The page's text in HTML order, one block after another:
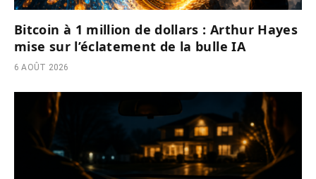
Bitcoin à 1 million de dollars : Arthur Hayes
mise sur l’éclatement de la bulle IA
6 AOÛT 2026